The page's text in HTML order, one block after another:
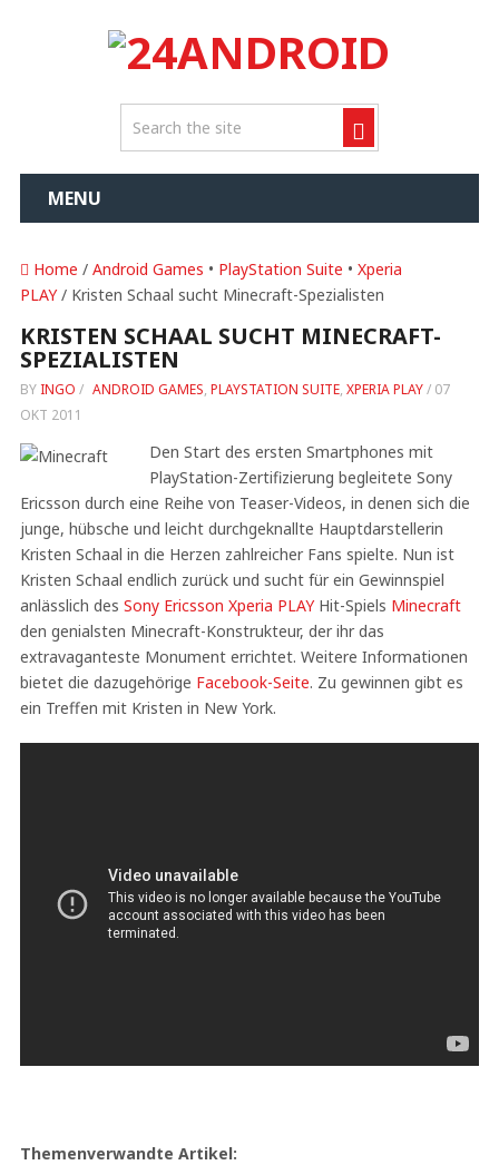
MENU
Home / Android Games • PlayStation Suite • Xperia
PLAY/ Kristen Schaal sucht Minecraft-Spezialisten
KRISTEN SCHAAL SUCHT MINECRAFT-
SPEZIALISTEN
BY INGO / ANDROID GAMES, PLAYSTATION SUITE, XPERIA PLAY/ 07
OKT 2011
Den Start des ersten Smartphones mit
PlayStation-Zertifizierung begleitete Sony
Ericsson durch eine Reihe von Teaser-Videos, in denen sich die
junge, hübsche und leicht durchgeknallte Hauptdarstellerin
Kristen Schaal in die Herzen zahlreicher Fans spielte. Nun ist
Kristen Schaal endlich zurück und sucht für ein Gewinnspiel
anlässlich des Sony Ericsson Xperia PLAYHit-Spiels Minecraft
den genialsten Minecraft-Konstrukteur, der ihr das
extravaganteste Monument errichtet. Weitere Informationen
bietet die dazugehörige Facebook-Seite. Zu gewinnen gibt es
ein Treffen mit Kristen in New York.
Themenverwandte Artikel: